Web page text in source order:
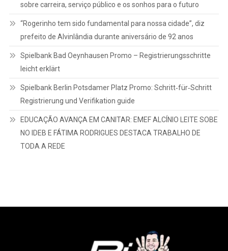
sobre carreira, serviço público e os sonhos para o futuro
“Rogerinho tem sido fundamental para nossa cidade”, diz
prefeito de Alvinlândia durante aniversário de 92 anos
Spielbank Bad Oeynhausen Promo – Registrierungsschritte
leicht erklärt
Spielbank Berlin Potsdamer Platz Promo: Schritt‑für‑Schritt
Registrierung und Verifikation guide
EDUCAÇÃO AVANÇA EM CANITAR: EMEF ALCÍNIO LEITE SOBE
NO IDEB E FÁTIMA RODRIGUES DESTACA TRABALHO DE
TODA A REDE